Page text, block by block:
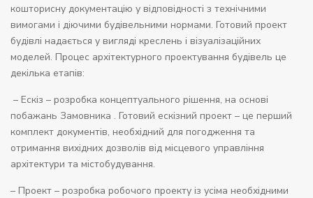
кошторисну документацію у відповідності з технічними
вимогами і діючими будівельними нормами. Готовий проект
будівлі надається у вигляді креслень і візуалізаційних
моделей. Процес архітектурного проектування будівель це
декілька етапів:
– Ескіз – розробка концептуального рішення, на основі
побажань Замовника . Готовий ескізний проект – це перший
комплект документів, необхідний для погодження та
отримання вихідних дозволів від місцевого управління
архітектури та містобудування.
– Проект – розробка робочого проекту із усіма необхідними